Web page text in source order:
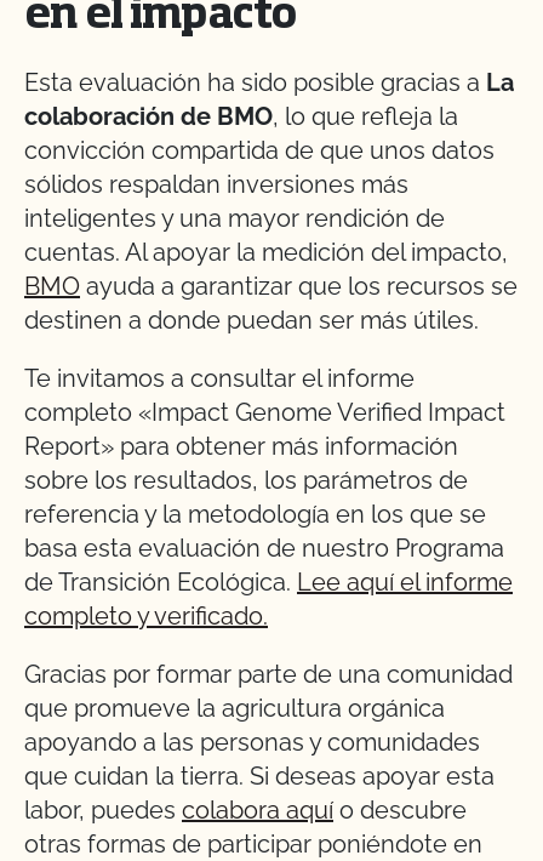
en el impacto
Esta evaluación ha sido posible gracias a La
colaboración de BMO, lo que refleja la
convicción compartida de que unos datos
sólidos respaldan inversiones más
inteligentes y una mayor rendición de
cuentas. Al apoyar la medición del impacto,
BMO ayuda a garantizar que los recursos se
destinen a donde puedan ser más útiles.
Te invitamos a consultar el informe
completo «Impact Genome Verified Impact
Report» para obtener más información
sobre los resultados, los parámetros de
referencia y la metodología en los que se
basa esta evaluación de nuestro Programa
de Transición Ecológica. Lee aquí el informe
completo y verificado.
Gracias por formar parte de una comunidad
que promueve la agricultura orgánica
apoyando a las personas y comunidades
que cuidan la tierra. Si deseas apoyar esta
labor, puedes colabora aquí o descubre
otras formas de participar poniéndote en